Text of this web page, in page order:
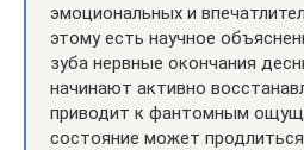
эмоциональных и
этому есть научное
зуба нервные окончания
начинают активно
приводит к фантомным
состояние может